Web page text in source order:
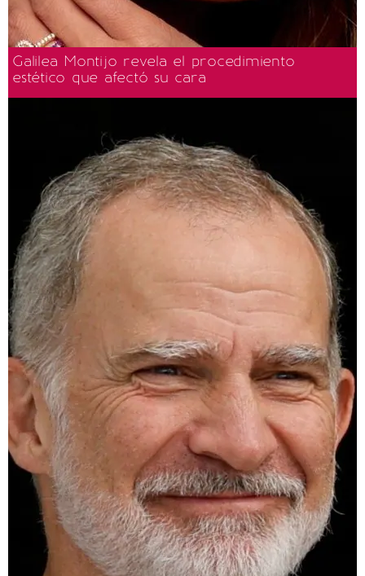
Galilea Montijo revela el procedimiento
estético que afectó su cara